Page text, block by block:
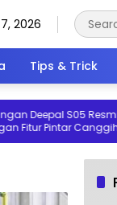
2026
Tips & Trick
S05 Resmi
Pintar Canggih